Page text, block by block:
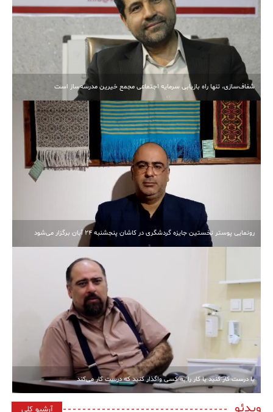
شفاف‌سازی، تنها راه بازیابی سرمایه اجتماعی مجمع خیرین مدرسه‌ساز است
رونمایی پوستر نخستین جایزه گردشگری در کاشان پنجشنبه 24 آبان برگزار می‌شود
یا درست کار کنید یا کار را به کسی واگذار کنید که درست کار می‌کند
ویدئو آرشیو کلی